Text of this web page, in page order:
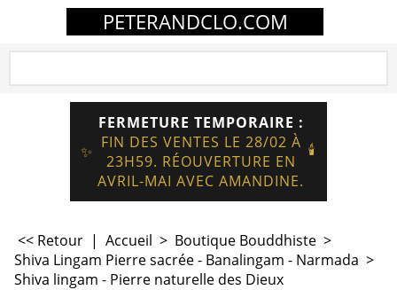
PETERANDCLO.COM
✨
FERMETURE TEMPORAIRE :
FIN DES VENTES LE 28/02 À
23H59. RÉOUVERTURE EN
AVRIL-MAI AVEC AMANDINE.
🕯️
<< Retour | Accueil > Boutique Bouddhiste >
Shiva Lingam Pierre sacrée - Banalingam - Narmada >
Shiva lingam - Pierre naturelle des Dieux